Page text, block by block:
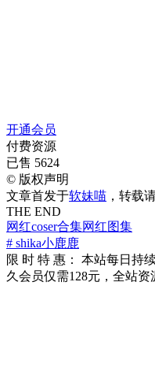
开通会员
付费资源
已售 5624
© 版权声明
文章首发于软妹喵 ，转载
THE END
网红coser合集网红图集
# shika小鹿鹿
限 时 特 惠： 本站每日持
久会员仅需128元，全站资